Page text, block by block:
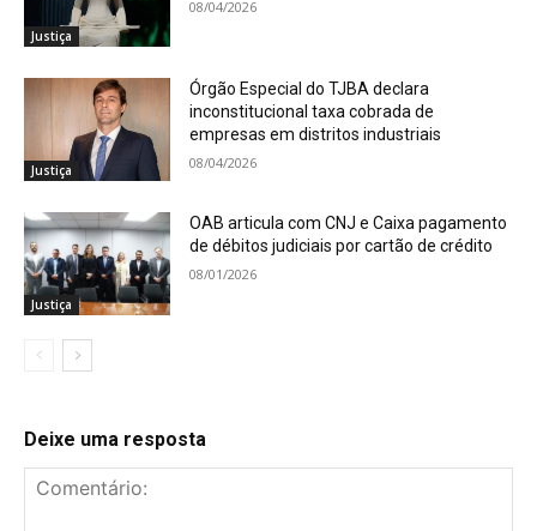
Justiça
08/04/2026
Justiça
Órgão Especial do TJBA declara
inconstitucional taxa cobrada de
empresas em distritos industriais
08/04/2026
Justiça
OAB articula com CNJ e Caixa pagamento
de débitos judiciais por cartão de crédito
08/01/2026
Deixe uma resposta